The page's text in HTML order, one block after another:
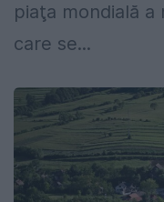
piaţa mondială
care se...